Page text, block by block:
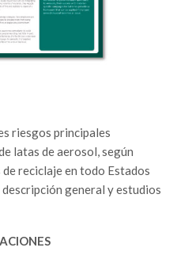
riesgos principales
latas de aerosol, según
reciclaje en todo Estados
general y estudios